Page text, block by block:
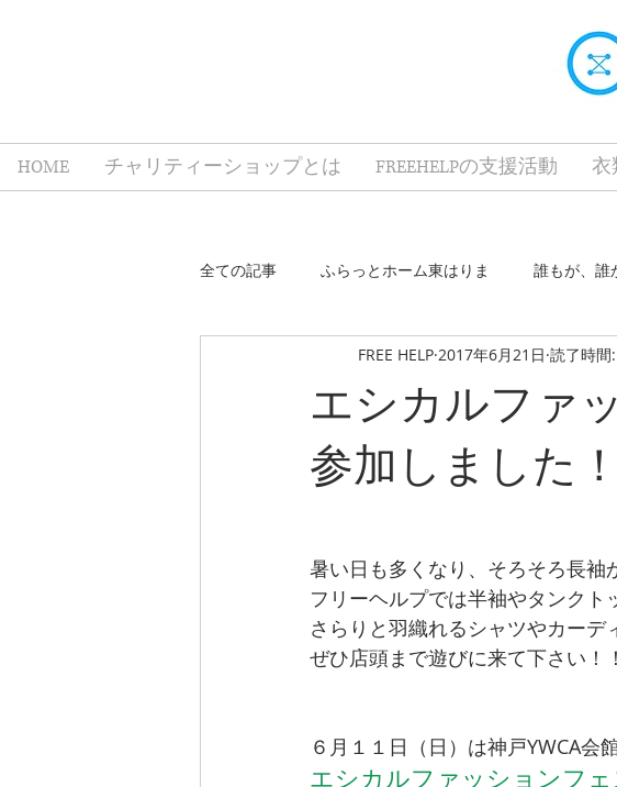
HOME チャリティーショップとは FREEHELPの支援活動 衣
全ての記事 ふらっとホーム東はりま 誰もが、誰
誰もが、誰かの支えになるプロジェクト ふらっ
エシカルファ
参加しました！
FREE HELP 2017年6月21日 読了時間
暑い日も多くなり、そろそろ長袖
フリーヘルプでは半袖やタンクト
さらりと羽織れるシャツやカー
ぜひ店頭まで遊びに来て下さい！！
６月１１日（日）は神戸YWCA会
エシカルファッションフ